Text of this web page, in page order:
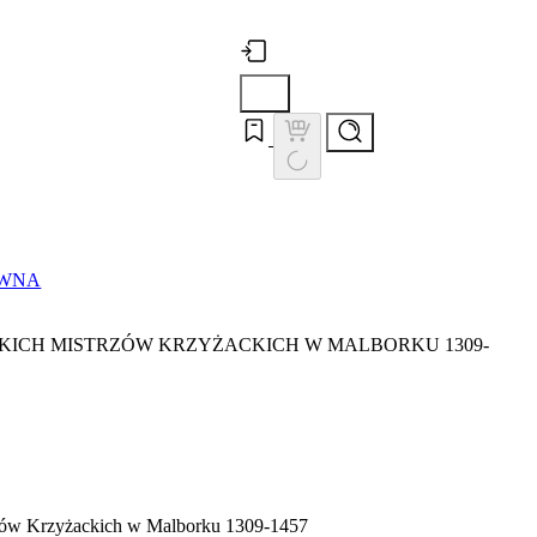
MISTRZÓW KRZYŻACKICH W MALBORKU 1309-
Krzyżackich w Malborku 1309-1457